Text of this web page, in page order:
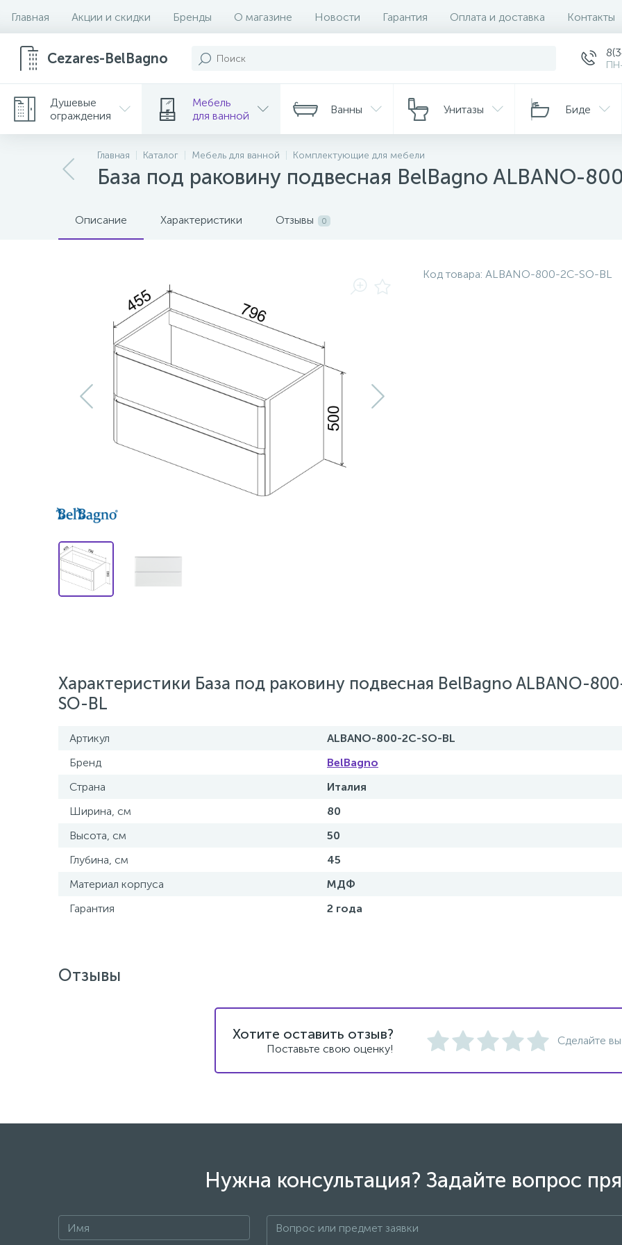
Главная Акции и скидки Бренды О магазине Новости Гарантия Оплата и доставка Контакты
Cezares-BelBagno
Душевые
ограждения
Мебель
для ванной
Ванны Унитазы Биде
Главная Каталог Мебель для ванной Комплектующие для мебели
База под раковину подвесная BelBagno ALBANO-
Описание Характеристики Отзывы 0
Код товара: ALBANO-800-2C-SO-BL
Характеристики База под раковину подвесная BelBagno ALBANO-
SO-BL
Артикул
ALBANO-800-2C-SO-BL
Бренд
BelBagno
Страна
Италия
Ширина, см
80
Высота, см
50
Глубина, см
45
Материал корпуса
МДФ
Гарантия
2 года
Отзывы
Хотите оставить отзыв?
Поставьте свою оценку!
Сделайте
Нужна консультация? Задайте вопрос